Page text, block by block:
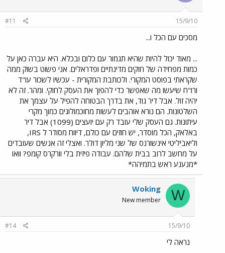
15/9/10
#11
מסכים עם הכל ו...
... מאוד יכול להיות שהיא תגמור עם כלום ובכלא. היא עברה כאן על
כמות מפחידה של חוקים מדינתיים ופדראלים. אני פשוט בשוק ממה
שקראתי בפוסט המקורי. ולכותבת המקורית - עכשיו לשכור עו"ד
ורו"ח שיעשו מה שאפשר כדי להפוך את העסק לחוקי. ומהר. זה לא
יהיה זול. אבל דיר גוד, את בדרך הבטוחה להפיל על עצמך את
השלטונות. הם נורא אוהבים לעשות מחוכמולוגים כמוך מקרי
עיתונות. גם העסק שלי עובד רק עם יועצים (1099) אבל דיר
באלאק, הכל מוסדר, יש חוזים עם כולם, דיווח מסודר ל IRS,
וליאביליטי אינשורנס של שני מליון דולר. ואצלי זה אנשים שעובדים
על מחשב לרוב בבית שלהם. עבודה פיזית בלי וורקרס קומפ? וואו
*מנענע ראש בתמיהה*
W
Woking
New member
15/9/10
#14
נראה לי